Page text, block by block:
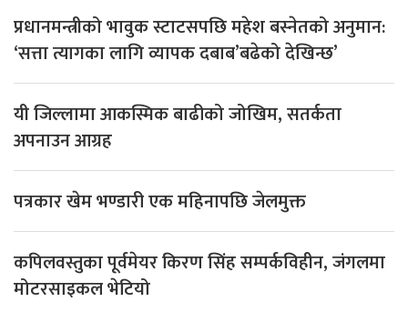
प्रधानमन्त्रीको भावुक स्टाटसपछि महेश बस्नेतको अनुमान:
‘सत्ता त्यागका लागि व्यापक दबाब’बढेको देखिन्छ’
यी जिल्लामा आकस्मिक बाढीको जोखिम, सतर्कता
अपनाउन आग्रह
पत्रकार खेम भण्डारी एक महिनापछि जेलमुक्त
कपिलवस्तुका पूर्वमेयर किरण सिंह सम्पर्कविहीन, जंगलमा
मोटरसाइकल भेटियो